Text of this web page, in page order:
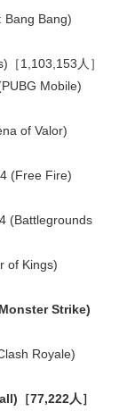
Bang Bang)
1,103,153人］
Mobile)
of Valor)
(Free Fire)
(Battlegrounds
of Kings)
Strike)
Royale)
［77,222人］